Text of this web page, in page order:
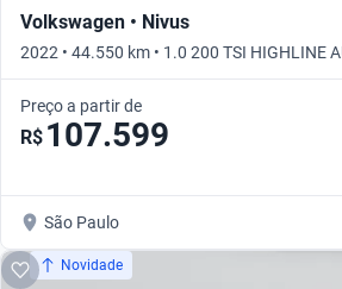
Volkswagen • Nivus
2022 • 44.550 km • 1.0 200 TSI HIGHLINE
Preço a partir de
R$ 107.599
São Paulo
Novidade